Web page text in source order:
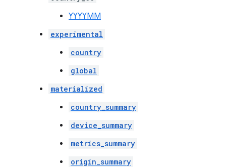
YYYYMM
experimental
country
global
materialized
country_summary
device_summary
metrics_summary
origin_summary